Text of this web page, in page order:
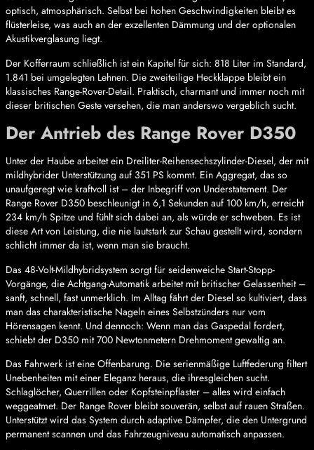
optisch, atmosphärisch. Selbst bei hohen Geschwindigkeiten bleibt es
flüsterleise, was auch an der exzellenten Dämmung und der optionalen
Akustikverglasung liegt.
Der Kofferraum schließlich ist ein Kapitel für sich: 818 Liter im Standard,
1.841 bei umgelegten Lehnen. Die zweiteilige Heckklappe bleibt ein
klassisches Range-Rover-Detail. Praktisch, charmant und immer noch mit
dieser britischen Geste versehen, die man anderswo vergeblich sucht.
Der Antrieb des Range Rover D350
Unter der Haube arbeitet ein Dreiliter-Reihensechszylinder-Diesel, der mit
mildhybrider Unterstützung auf 351 PS kommt. Ein Aggregat, das so
unaufgeregt wie kraftvoll ist – der Inbegriff von Understatement. Der
Range Rover D350 beschleunigt in 6,1 Sekunden auf 100 km/h, erreicht
234 km/h Spitze und fühlt sich dabei an, als würde er schweben. Es ist
diese Art von Leistung, die nie lautstark zur Schau gestellt wird, sondern
schlicht immer da ist, wenn man sie braucht.
Das 48-Volt-Mildhybridsystem sorgt für seidenweiche Start-Stopp-
Vorgänge, die Achtgang-Automatik arbeitet mit britischer Gelassenheit –
sanft, schnell, fast unmerklich. Im Alltag fährt der Diesel so kultiviert, dass
man das charakteristische Nageln eines Selbstzünders nur vom
Hörensagen kennt. Und dennoch: Wenn man das Gaspedal fordert,
schiebt der D350 mit 700 Newtonmetern Drehmoment gewaltig an.
Das Fahrwerk ist eine Offenbarung. Die serienmäßige Luftfederung filtert
Unebenheiten mit einer Eleganz heraus, die ihresgleichen sucht.
Schlaglöcher, Querrillen oder Kopfsteinpflaster – alles wird einfach
weggeatmet. Der Range Rover bleibt souverän, selbst auf rauen Straßen.
Unterstützt wird das System durch adaptive Dämpfer, die den Untergrund
permanent scannen und das Fahrzeugniveau automatisch anpassen.